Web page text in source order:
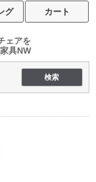
グ カート
ェアを
具NW